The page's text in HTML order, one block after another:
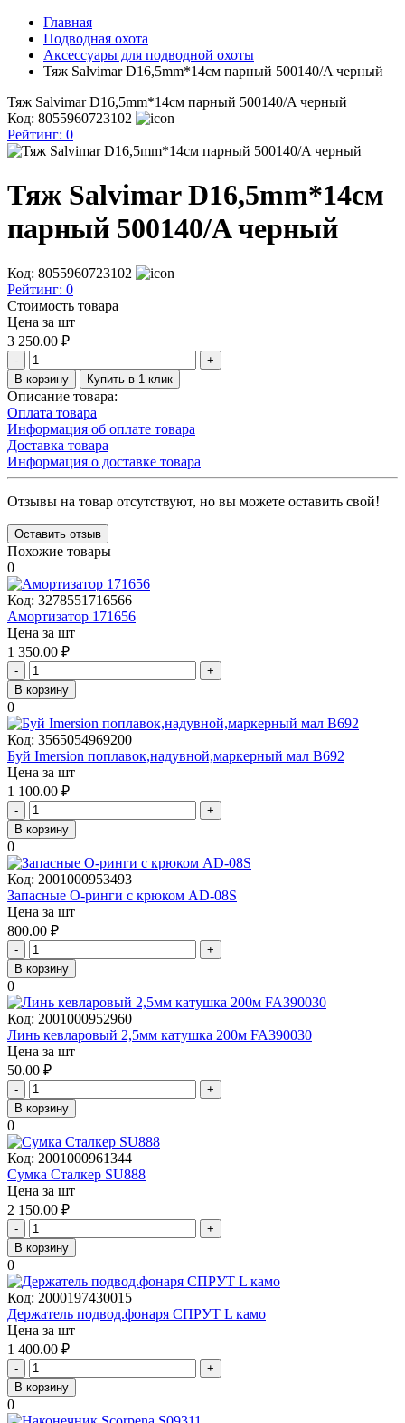
Главная
Подводная охота
Аксессуары для подводной охоты
Тяж Salvimar D16,5mm*14см парный 500140/A черный
Тяж Salvimar D16,5mm*14см парный 500140/A черный
Код: 8055960723102
Рейтинг: 0
Тяж Salvimar D16,5mm*14см
парный 500140/A черный
Код: 8055960723102
Рейтинг: 0
Стоимость товара
Цена за шт
3 250.00 ₽
-
+
В корзину
Купить в 1 клик
Описание товара:
Оплата товара
Информация об оплате товара
Доставка товара
Информация о доставке товара
Отзывы на товар отсутствуют, но вы можете оставить свой!
Оставить отзыв
Похожие товары
0
Код: 3278551716566
Амортизатор 171656
Цена за шт
1 350.00 ₽
-
+
В корзину
0
Код: 3565054969200
Буй Imersion поплавок,надувной,маркерный мал B692
Цена за шт
1 100.00 ₽
-
+
В корзину
0
Код: 2001000953493
Запасные О-ринги с крюком AD-08S
Цена за шт
800.00 ₽
-
+
В корзину
0
Код: 2001000952960
Линь кевларовый 2,5мм катушка 200м FA390030
Цена за шт
50.00 ₽
-
+
В корзину
0
Код: 2001000961344
Сумка Сталкер SU888
Цена за шт
2 150.00 ₽
-
+
В корзину
0
Код: 2000197430015
Держатель подвод.фонаря СПРУТ L камо
Цена за шт
1 400.00 ₽
-
+
В корзину
0